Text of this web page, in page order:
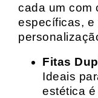
cada um com
específicas, e
Fitas
Ideais
estética